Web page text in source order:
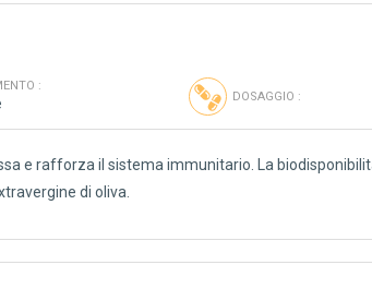
:
DOSAGGIO :
e rafforza il sistema immunitario. La
di oliva.